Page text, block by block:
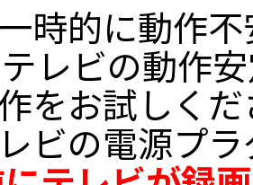
時的に動作
レビの動作
をお試しく
ビの電源プ